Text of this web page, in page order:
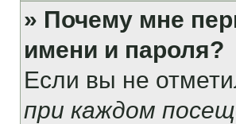
» Почему мне
имени и пароля?
Если вы не
при каждом